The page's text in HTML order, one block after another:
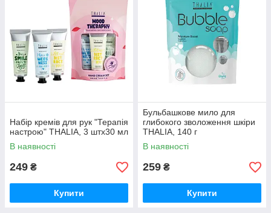
Набір кремів для рук "Терапія
настрою" THALIA, 3 штх30 мл
В наявності
249 ₴
Купити
Бульбашкове мило для
глибокого зволоження шкіри
THALIA, 140 г
В наявності
259 ₴
Купити